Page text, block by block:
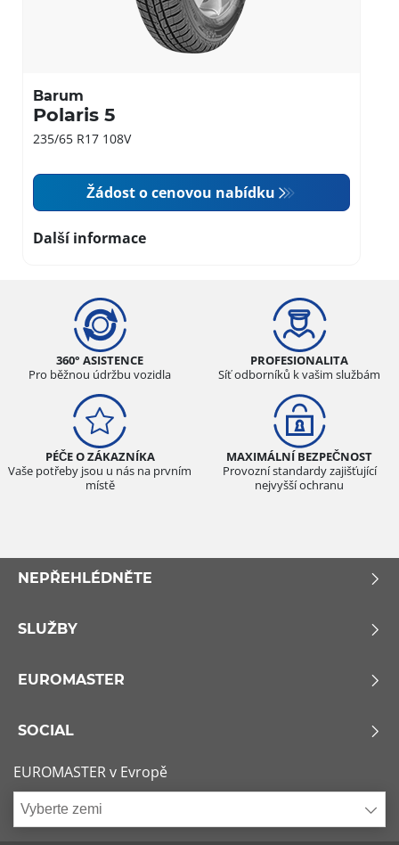
Barum
Polaris 5
235/65 R17 108V
Žádost o cenovou nabídku
Další informace
360° ASISTENCE
Pro běžnou údržbu vozidla
PROFESIONALITA
Síť odborníků k vašim službám
PÉČE O ZÁKAZNÍKA
Vaše potřeby jsou u nás na prvním
místě
MAXIMÁLNÍ BEZPEČNOST
Provozní standardy zajišťující
nejvyšší ochranu
NEPŘEHLÉDNĚTE
SLUŽBY
EUROMASTER
SOCIAL
EUROMASTER v Evropě
Vyberte zemi